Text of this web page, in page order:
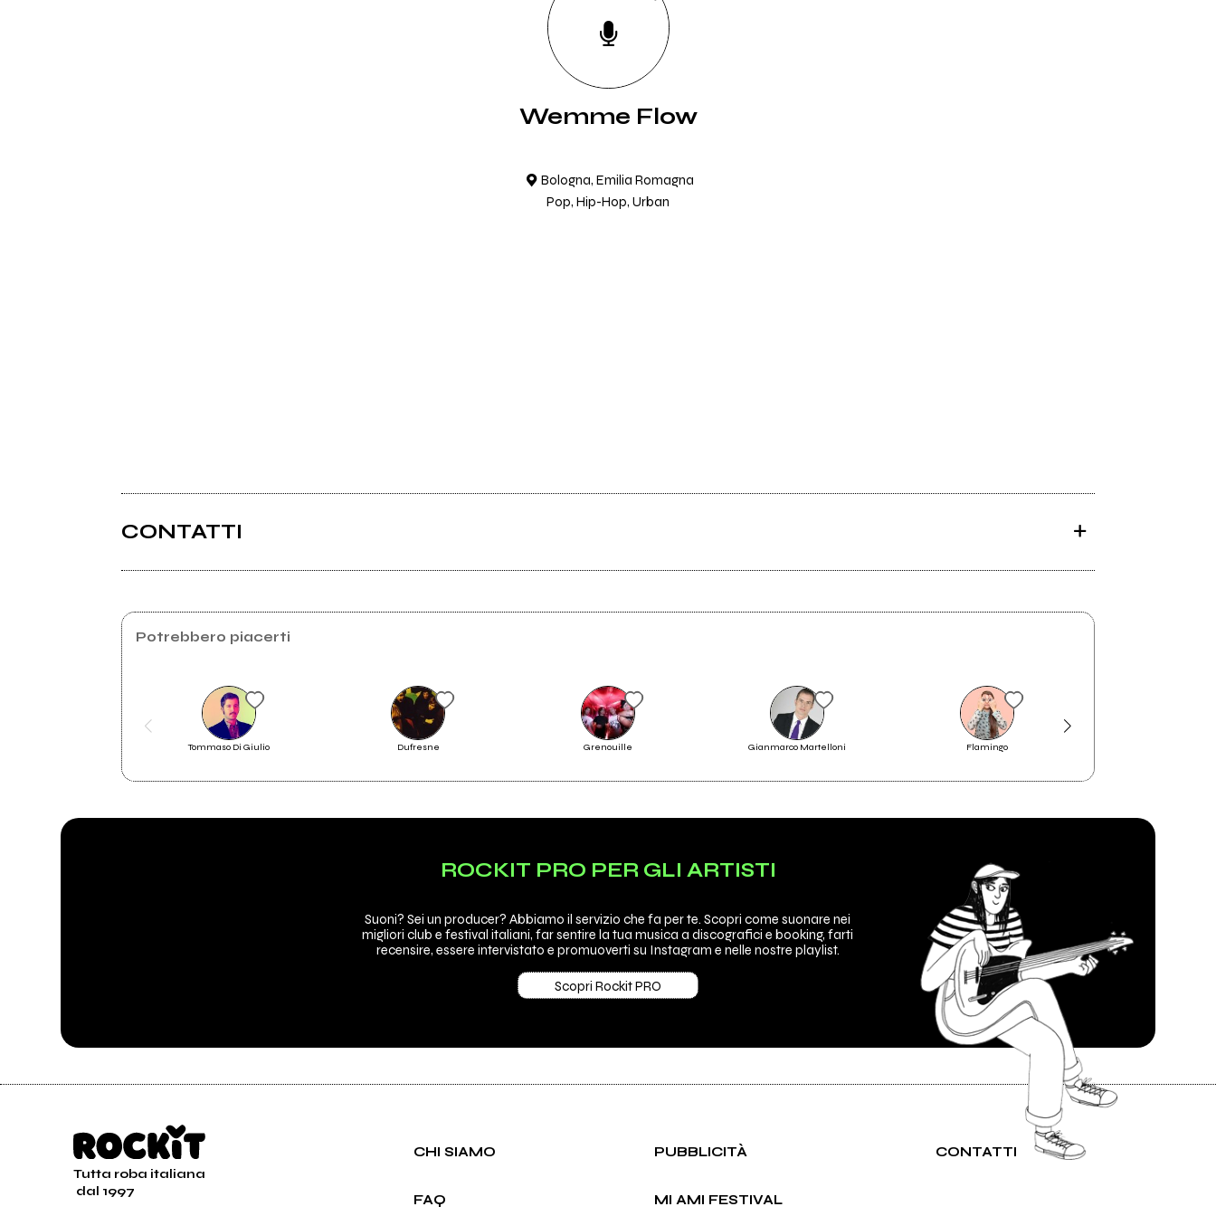
Wemme Flow
Bologna, Emilia Romagna
Pop, Hip-Hop, Urban
CONTATTI
Potrebbero piacerti
Tommaso Di Giulio Dufresne Grenouille Gianmarco Martelloni Flamingo
ROCKIT PRO PER GLI ARTISTI
Suoni? Sei un producer? Abbiamo il servizio che fa per te. Scopri come suonare nei
migliori club e festival italiani, far sentire la tua musica a discografici e booking, farti
recensire, essere intervistato e promuoverti su Instagram e nelle nostre playlist.
Scopri Rockit PRO
Tutta roba italiana
dal 1997
CHI SIAMO PUBBLICITÀ CONTATTI
FAQ MI AMI FESTIVAL